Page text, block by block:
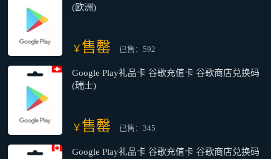
(欧洲)
￥ 售罄 已售：592
Google Play礼品卡 谷歌充值卡 谷歌商店兑换码
(瑞士)
￥ 售罄 已售：345
Google Play礼品卡 谷歌充值卡 谷歌商店兑换码